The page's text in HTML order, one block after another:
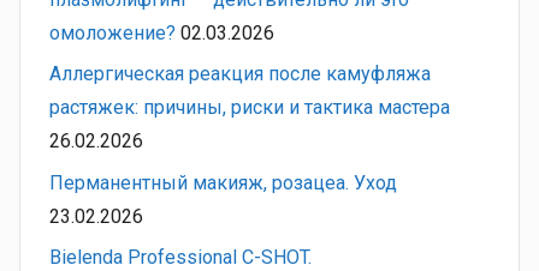
омоложение? 02.03.2026
Аллергическая реакция после камуфляжа
растяжек: причины, риски и тактика мастера
26.02.2026
Перманентный макияж, розацеа. Уход
23.02.2026
Bielenda Professional C-SHOT.